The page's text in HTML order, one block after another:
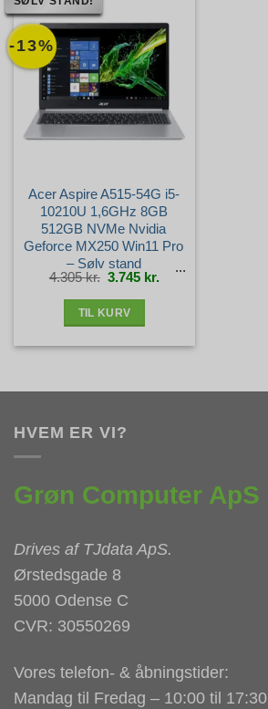
-13%
Acer Aspire A515-54G i5-
10210U 1,6GHz 8GB
512GB NVMe Nvidia
Geforce MX250 Win11 Pro
– Sølv stand
4.305kr. Den
oprindelige
pris
3.745 kr. Den
aktuelle
pris
TIL KURV
HVEM ER VI?
Grøn Computer ApS
Drives af TJdata ApS.
Ørstedsgade 8
5000 Odense C
CVR: 30550269
Vores telefon- & åbningstider:
Mandag til Fredag – 10:00 til 17:30